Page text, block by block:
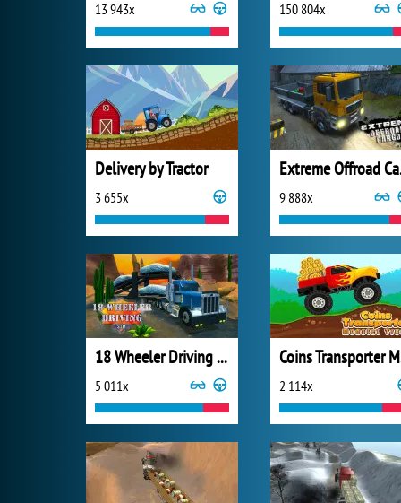
13 943x 150 804x
Delivery by Tractor
3 655x 9 888x
18 Wheeler Driving Sim
5 011x 2 114x